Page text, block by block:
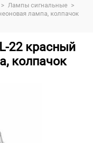
> Лампы сигнальные >
лампа, колпачок
22 красный
колпачок